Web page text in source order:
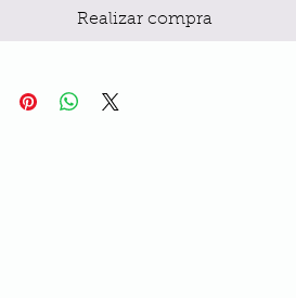
Realizar compra